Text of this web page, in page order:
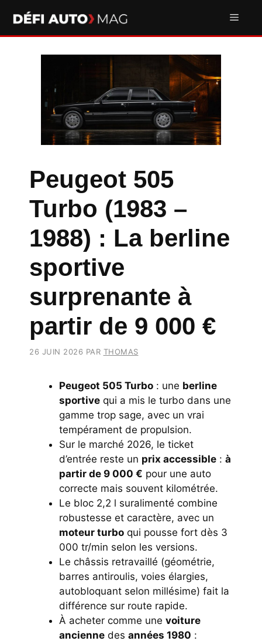
contenu
Menu
Peugeot 505
Turbo (1983 –
1988) : La berline
sportive
surprenante à
partir de 9 000 €
26 JUIN 2026 PAR THOMAS
Peugeot 505 Turbo : une berline
sportive qui a mis le turbo dans une
gamme trop sage, avec un vrai
tempérament de propulsion.
Sur le marché 2026, le ticket
d’entrée reste un prix accessible : à
partir de 9 000 € pour une auto
correcte mais souvent kilométrée.
Le bloc 2,2 l suralimenté combine
robustesse et caractère, avec un
moteur turbo qui pousse fort dès 3
000 tr/min selon les versions.
Le châssis retravaillé (géométrie,
barres antiroulis, voies élargies,
autobloquant selon millésime) fait la
différence sur route rapide.
À acheter comme une voiture
ancienne des années 1980 :